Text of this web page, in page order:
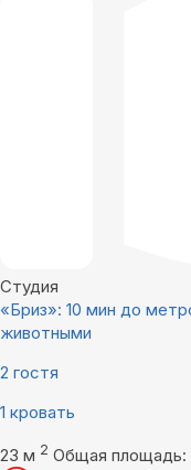
Студия
«Бриз»: 10 мин до
животными
2 гостя
1 кровать
23 м 2 Общая площадь: